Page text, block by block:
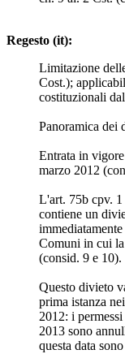
Regesto (it):
Limitazione
Cost.);
costituzionali
Panoramica dei
Entrata in
marzo 2012
L'art. 75b cpv.
contiene un
Comuni in cui la
(consid. 9 e 10).
Questo divieto
prima istanza
2012: i
2013 sono
questa data